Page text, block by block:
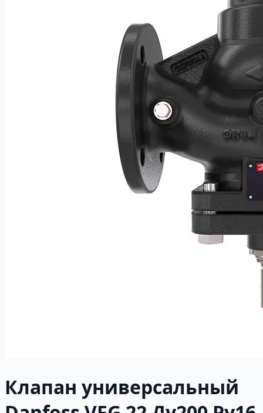
Клапан универсальный